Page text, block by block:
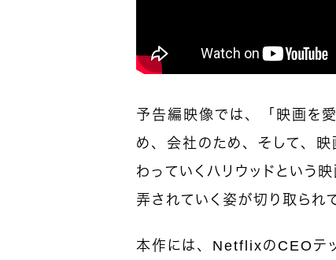
予告編映像では、「映画を
め、会社のため、そして、
わっていくハリウッドという
弄されていく姿が切り取られ
本作には、NetflixのCEOテ